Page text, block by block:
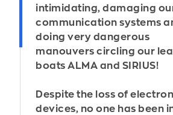
intimidating, damaging
communication systems
doing very dangerous
manouvers circling our
boats ALMA and SIRIUS!
Despite the loss of
devices, no one has been